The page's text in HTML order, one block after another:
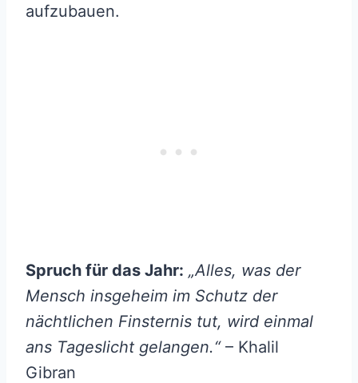
aufzubauen.
Spruch für das Jahr: „Alles, was der
Mensch insgeheim im Schutz der
nächtlichen Finsternis tut, wird einmal
ans Tageslicht gelangen.“– Khalil
Gibran